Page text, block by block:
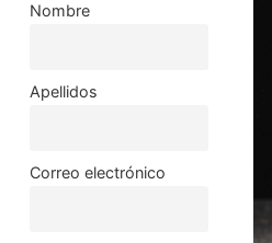
Nombre
Apellidos
Correo electrónico